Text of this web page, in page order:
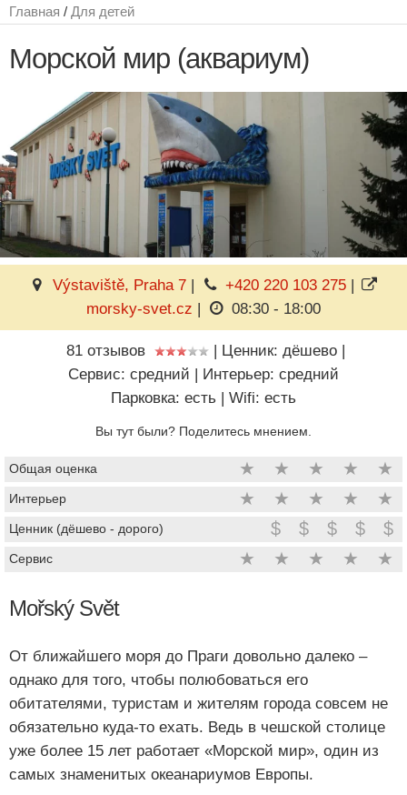
Главная / Для детей
Морской мир (аквариум)
Výstaviště, Praha 7 | +420 220 103 275 |
morsky-svet.cz | 08:30 - 18:00
81 отзывов | Ценник: дёшево |
Сервис: средний | Интерьер: средний
Парковка: есть | Wifi: есть
Вы тут были? Поделитесь мнением.
Общая оценка ★ ★ ★ ★ ★
Интерьер ★ ★ ★ ★ ★
Ценник (дёшево - дорого) $ $ $ $ $
Сервис ★ ★ ★ ★ ★
Mořský Svět
От ближайшего моря до Праги довольно далеко –
однако для того, чтобы полюбоваться его
обитателями, туристам и жителям города совсем не
обязательно куда-то ехать. Ведь в чешской столице
уже более 15 лет работает «Морской мир», один из
самых знаменитых океанариумов Европы.